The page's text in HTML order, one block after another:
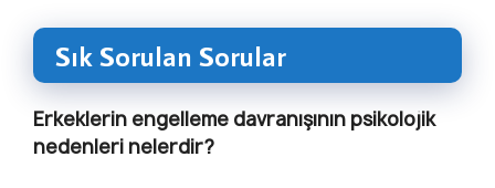
Sık Sorulan Sorular
Erkeklerin engelleme davranışının psikolojik
nedenleri nelerdir?